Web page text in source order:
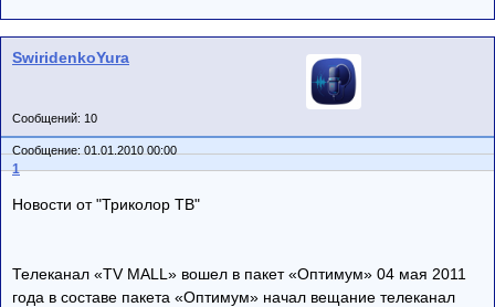
SwiridenkoYura
Сообщений: 10
Сообщение: 01.01.2010 00:00
1
Новости от "Триколор ТВ"
Телеканал «TV MALL» вошел в пакет «Оптимум» 04 мая 2011
года в составе пакета «Оптимум» начал вещание телеканал